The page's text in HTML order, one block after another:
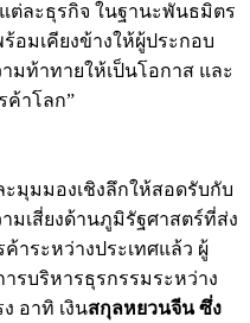
ต่ละธุรกิจ ในฐานะพันธมิตร
อมเคียงข้างให้ผู้ประกอบ
มท้าทายให้เป็นโอกาส และ
ค้าโลก”
มุมมองเชิงลึกให้สอดรับกับ
มเสี่ยงด้านภูมิรัฐศาสตร์ที่ส่ง
าระหว่างประเทศแล้ว ผู้
รบริหารธุรกรรมระหว่าง
อาทิ เงินสกุลหยวนจีน ซึ่ง